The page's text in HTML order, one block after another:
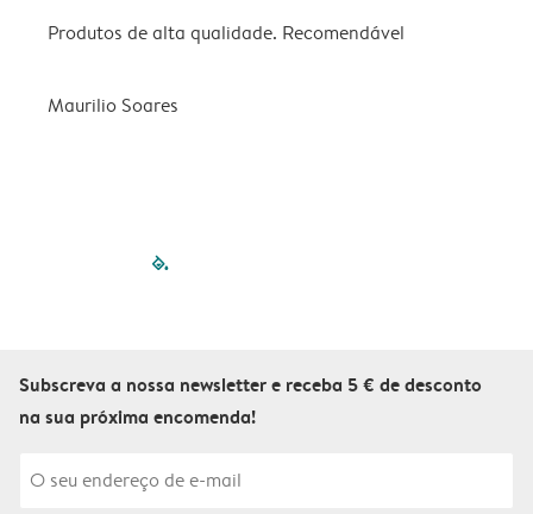
Produtos de alta qualidade. Recomendável
Maurilio Soares
filled-pagination
Subscreva a nossa newsletter e receba 5 € de desconto
na sua próxima encomenda!